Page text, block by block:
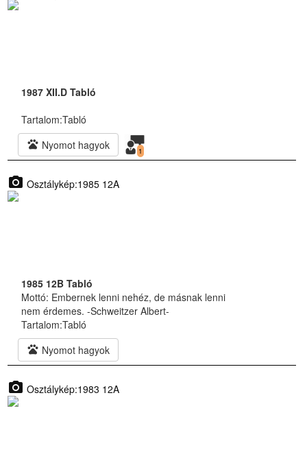
1987 XII.D Tabló
Tartalom:Tabló
pets Nyomot hagyok 1
photo_camera Osztálykép:1985 12A
1985 12B Tabló
Mottó: Embernek lenni nehéz, de másnak lenni
nem érdemes. -Schweitzer Albert-
Tartalom:Tabló
pets Nyomot hagyok
photo_camera Osztálykép:1983 12A